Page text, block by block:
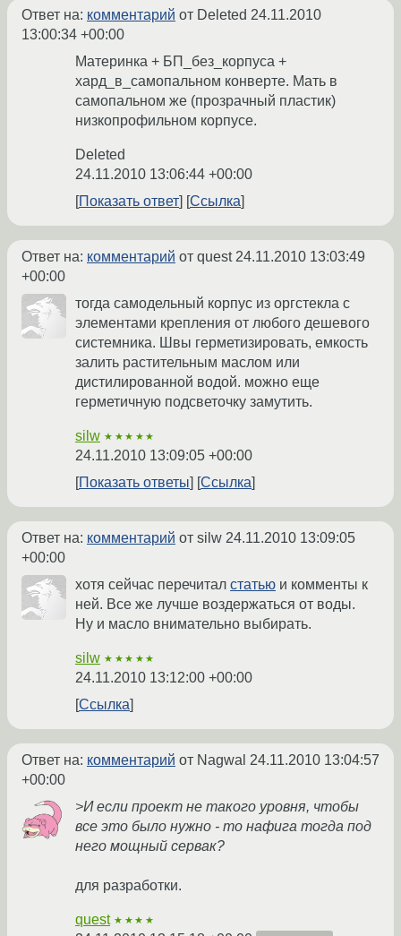
Ответ на: комментарий от Deleted 24.11.2010
13:00:34 +00:00
Материнка + БП_без_корпуса +
хард_в_самопальном конверте. Мать в
самопальном же (прозрачный пластик)
низкопрофильном корпусе.
Deleted
24.11.2010 13:06:44 +00:00
Показать ответ
Ссылка
Ответ на: комментарий от quest 24.11.2010 13:03:49
+00:00
тогда самодельный корпус из оргстекла с
элементами крепления от любого дешевого
системника. Швы герметизировать, емкость
залить растительным маслом или
дистилированной водой. можно еще
герметичную подсветочку замутить.
silw ★★★★★
24.11.2010 13:09:05 +00:00
Показать ответы
Ссылка
Ответ на: комментарий от silw 24.11.2010 13:09:05
+00:00
хотя сейчас перечитал статью и комменты к
ней. Все же лучше воздержаться от воды.
Ну и масло внимательно выбирать.
silw ★★★★★
24.11.2010 13:12:00 +00:00
Ссылка
Ответ на: комментарий от Nagwal 24.11.2010 13:04:57
+00:00
>И если проект не такого уровня, чтобы
все это было нужно - то нафига тогда под
него мощный сервак?
для разработки.
quest ★★★★